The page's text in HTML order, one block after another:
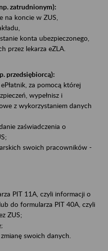
zatrudnionym):
koncie w ZUS,
konta ubezpieczonego,
lekarza eZLA.
przedsiębiorcą):
za pomocą której
wypełnisz i
z wykorzystaniem danych
zaświadczenia o
swoich pracowników -
PIT 11A, czyli informacji o
do formularza PIT 40A, czyli
ZUS;
swoich danych.